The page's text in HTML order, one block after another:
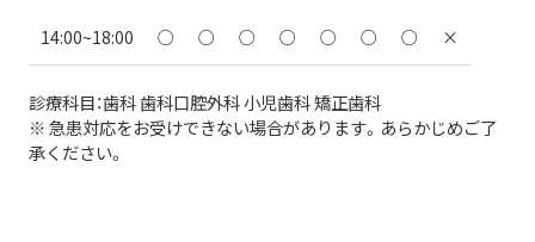
14:00~18:00 ○ ○ ○ ○ ○ ○ ○ ×
診療科目：歯科 歯科口腔外科 小児歯科 矯正歯科
※ 急患対応をお受けできない場合があります。あらかじめご了
承ください。